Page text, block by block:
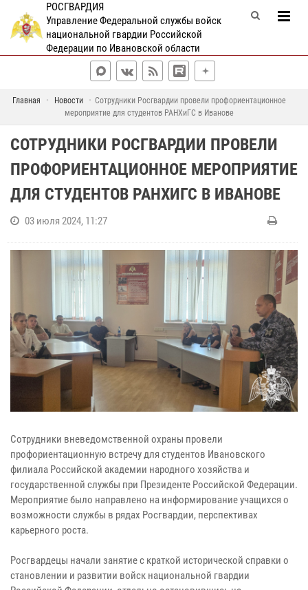
РОСГВАРДИЯ
Управление Федеральной службы войск
национальной гвардии Российской
Федерации по Ивановской области
Главная Новости
Сотрудники Росгвардии провели профориентационное
мероприятие для студентов РАНХиГС в Иванове
СОТРУДНИКИ РОСГВАРДИИ ПРОВЕЛИ
ПРОФОРИЕНТАЦИОННОЕ МЕРОПРИЯТИЕ
ДЛЯ СТУДЕНТОВ РАНХИГС В ИВАНОВЕ
03 июля 2024, 11:27
Сотрудники вневедомственной охраны провели
профориентационную встречу для студентов Ивановского
филиала Российской академии народного хозяйства и
государственной службы при Президенте Российской Федерации.
Мероприятие было направлено на информирование учащихся о
возможности службы в рядах Росгвардии, перспективах
карьерного роста.
Росгвардецы начали занятие с краткой исторической справки о
становлении и развитии войск национальной гвардии